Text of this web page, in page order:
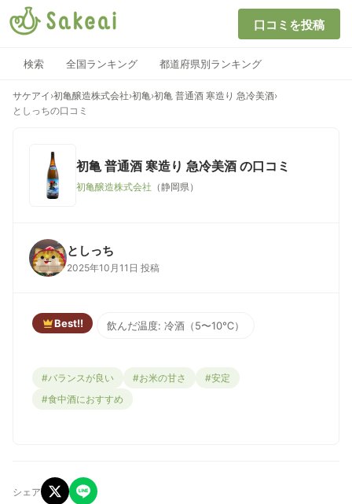
口コミを投稿
検索 全国ランキング 都道府県別ランキング
サケアイ ›初亀醸造株式会社›初亀›初亀 普通酒 寒造り 急冷美酒›
としっちの口コミ
初亀 普通酒 寒造り 急冷美酒 の口コミ
初亀醸造株式会社 （静岡県）
としっち
2025年10月11日 投稿
Best!! 飲んだ温度: 冷酒（5〜10℃）
#バランスが良い #お米の甘さ
#安定
#食中酒におすすめ
シェア